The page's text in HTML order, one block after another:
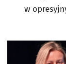
w